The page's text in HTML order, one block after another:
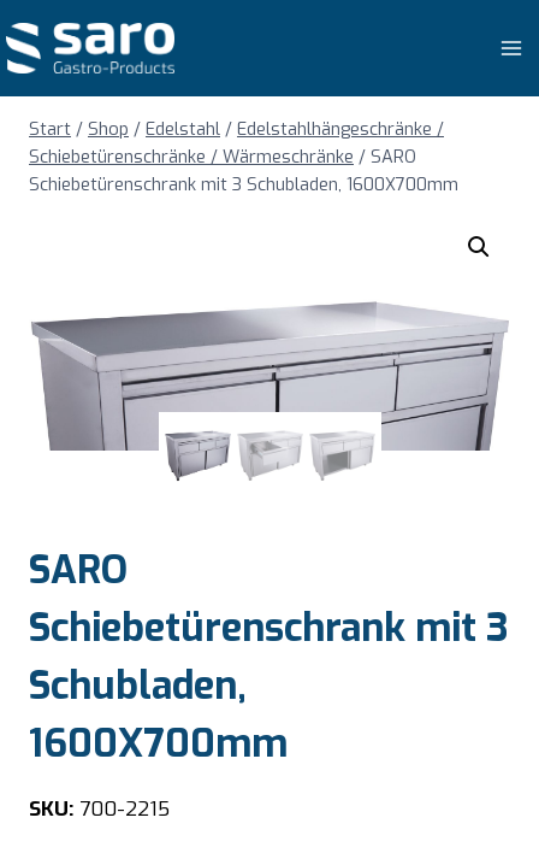
Inhalt
springen
Start / Shop / Edelstahl / Edelstahlhängeschränke /
Schiebetürenschränke / Wärmeschränke / SARO
Schiebetürenschrank mit 3 Schubladen, 1600X700mm
SARO
Schiebetürenschrank mit 3
Schubladen,
1600X700mm
SKU: 700-2215